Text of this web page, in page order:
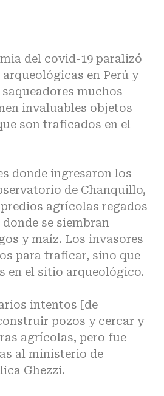
del covid-19 paralizó
en Perú y
muchos
invaluables objetos
son traficados en el
donde ingresaron los
de Chanquillo,
agrícolas regados
se siembran
y maíz. Los invasores
para traficar, sino que
en el sitio arqueológico.
intentos [de
pozos y cercar y
agrícolas, pero fue
al ministerio de
Ghezzi.